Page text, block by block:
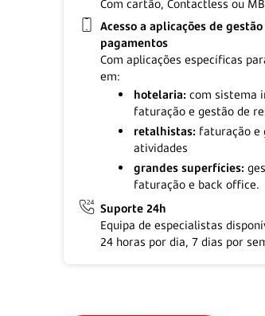
Com cartão, Contactless ou
Acesso a aplicações de
pagamentos
Com aplicações específicas
em:
hotelaria: com sistema
faturação e gestão de
retalhistas: faturação e
atividades
grandes superfícies:
faturação e back office.
Suporte 24h
Equipa de especialistas
24 horas por dia, 7 dias por